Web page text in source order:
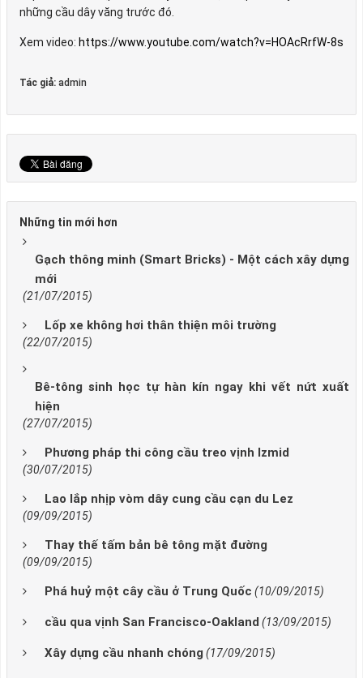
những cầu dây văng trước đó.
Xem video: https://www.youtube.com/watch?v=HOAcRrfW-8s
Tác giả: admin
Những tin mới hơn
Gạch thông minh (Smart Bricks) - Một cách xây dựng
mới
(21/07/2015)
Lốp xe không hơi thân thiện môi trường
(22/07/2015)
Bê-tông sinh học tự hàn kín ngay khi vết nứt xuất
hiện
(27/07/2015)
Phương pháp thi công cầu treo vịnh Izmid
(30/07/2015)
Lao lắp nhịp vòm dây cung cầu cạn du Lez
(09/09/2015)
Thay thế tấm bản bê tông mặt đường
(09/09/2015)
Phá huỷ một cây cầu ở Trung Quốc (10/09/2015)
cầu qua vịnh San Francisco-Oakland (13/09/2015)
Xây dựng cầu nhanh chóng (17/09/2015)